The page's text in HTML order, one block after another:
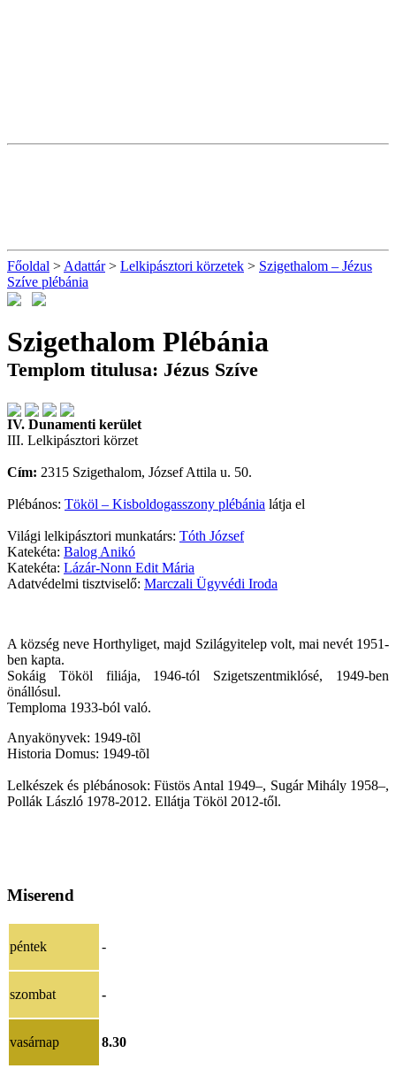
Főoldal > Adattár> Lelkipásztori körzetek > Szigethalom – Jézus
Szíve plébánia
Szigethalom Plébánia
Templom titulusa: Jézus Szíve
IV. Dunamenti kerület
III. Lelkipásztori körzet
Cím: 2315 Szigethalom, József Attila u. 50.
Plébános: Tököl – Kisboldogasszony plébánia látja el
Világi lelkipásztori munkatárs: Tóth József
Katekéta: Balog Anikó
Katekéta: Lázár-Nonn Edit Mária
Adatvédelmi tisztviselő: Marczali Ügyvédi Iroda
A község neve Horthyliget, majd Szilágyitelep volt, mai nevét 1951-
ben kapta.
Sokáig Tököl filiája, 1946-tól Szigetszentmiklósé, 1949-ben
önállósul.
Temploma 1933-ból való.
Anyakönyvek: 1949-tõl
Historia Domus: 1949-tõl
Lelkészek és plébánosok: Füstös Antal 1949–, Sugár Mihály 1958–,
Pollák László 1978-2012. Ellátja Tököl 2012-től.
Miserend
péntek -
szombat -
vasárnap 8.30